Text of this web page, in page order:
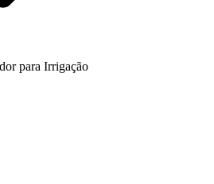
para Irrigação